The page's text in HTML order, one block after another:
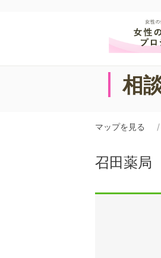
相
マップを見る
召田薬局